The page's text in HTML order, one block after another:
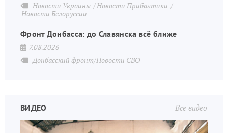
Новости Украины
Новости Прибалтики
Новости Белоруссии
Фронт Донбасса: до Славянска всё ближе
7.08.2026
Донбасский фронт/Новости СВО
Все видео
ВИДЕО